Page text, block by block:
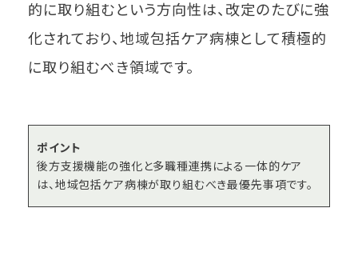
的に取り組むという方向性は、改定のたびに強
化されており、地域包括ケア病棟として積極的
に取り組むべき領域です。
ポイント
後方支援機能の強化と多職種連携による一体的ケア
は、地域包括ケア病棟が取り組むべき最優先事項です。